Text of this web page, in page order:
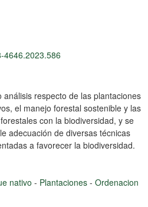
4646.2023.586
respecto de las plantaciones
el manejo forestal sostenible y las
con la biodiversidad, y se
adecuación de diversas técnicas
a favorecer la biodiversidad.
nativo - Plantaciones - Ordenacion